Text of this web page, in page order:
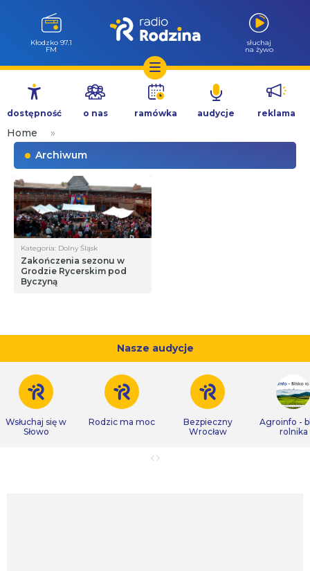
Przejdź
treści
Kłodzko 97.1
FM
słuchaj
na żywo
dostępność o nas ramówka audycje reklama
Home
»
Archiwum
Kategoria: Dolny Śląsk
Zakończenia sezonu w
Grodzie Rycerskim pod
Byczyną
Nasze audycje
Wsłuchaj się w
Słowo
Rodzic ma moc
Bezpieczny
Wrocław
Agroinfo -
rolnika